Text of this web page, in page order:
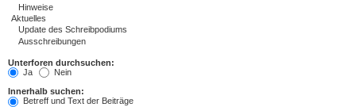
Unterforen durchsuchen:
Ja
Nein
Innerhalb suchen:
Betreff und Text der Beiträge